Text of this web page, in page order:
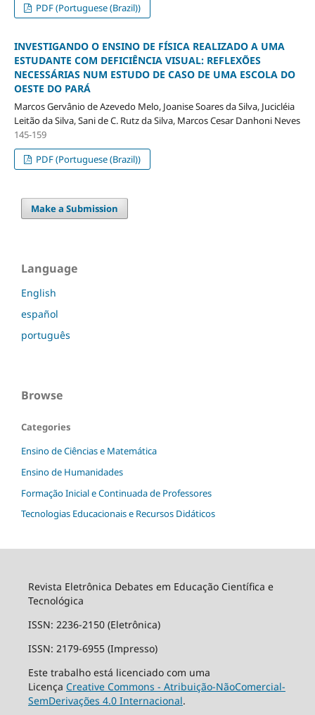
PDF (Portuguese (Brazil))
INVESTIGANDO O ENSINO DE FÍSICA REALIZADO A UMA
ESTUDANTE COM DEFICIÊNCIA VISUAL: REFLEXÕES
NECESSÁRIAS NUM ESTUDO DE CASO DE UMA ESCOLA DO
OESTE DO PARÁ
Marcos Gervânio de Azevedo Melo, Joanise Soares da Silva, Jucicléia
Leitão da Silva, Sani de C. Rutz da Silva, Marcos Cesar Danhoni Neves
145-159
PDF (Portuguese (Brazil))
Make a Submission
Language
English
español
português
Browse
Categories
Ensino de Ciências e Matemática
Ensino de Humanidades
Formação Inicial e Continuada de Professores
Tecnologias Educacionais e Recursos Didáticos
Revista Eletrônica Debates em Educação Científica e
Tecnológica
ISSN: 2236-2150 (Eletrônica)
ISSN: 2179-6955 (Impresso)
Este trabalho está licenciado com uma
Licença Creative Commons - Atribuição-NãoComercial-
SemDerivações 4.0 Internacional.